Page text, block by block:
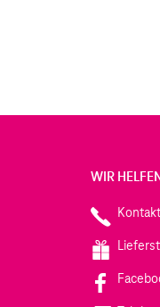
WIR
Kontakt